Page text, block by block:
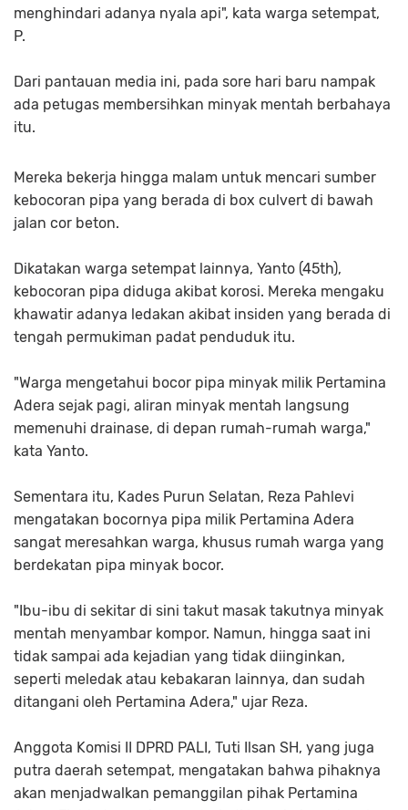
menghindari adanya nyala api", kata warga setempat,
P.
Dari pantauan media ini, pada sore hari baru nampak
ada petugas membersihkan minyak mentah berbahaya
itu.
Mereka bekerja hingga malam untuk mencari sumber
kebocoran pipa yang berada di box culvert di bawah
jalan cor beton.
Dikatakan warga setempat lainnya, Yanto (45th),
kebocoran pipa diduga akibat korosi. Mereka mengaku
khawatir adanya ledakan akibat insiden yang berada di
tengah permukiman padat penduduk itu.
"Warga mengetahui bocor pipa minyak milik Pertamina
Adera sejak pagi, aliran minyak mentah langsung
memenuhi drainase, di depan rumah-rumah warga,"
kata Yanto.
Sementara itu, Kades Purun Selatan, Reza Pahlevi
mengatakan bocornya pipa milik Pertamina Adera
sangat meresahkan warga, khusus rumah warga yang
berdekatan pipa minyak bocor.
"Ibu-ibu di sekitar di sini takut masak takutnya minyak
mentah menyambar kompor. Namun, hingga saat ini
tidak sampai ada kejadian yang tidak diinginkan,
seperti meledak atau kebakaran lainnya, dan sudah
ditangani oleh Pertamina Adera," ujar Reza.
Anggota Komisi II DPRD PALI, Tuti Ilsan SH, yang juga
putra daerah setempat, mengatakan bahwa pihaknya
akan menjadwalkan pemanggilan pihak Pertamina